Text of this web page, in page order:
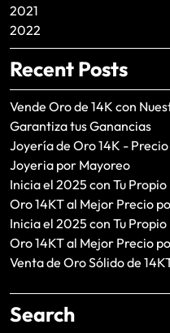
2021
2022
Recent Posts
Vende Oro de 14K con
Garantiza tus Ganancias
Joyería de Oro 14K -
Joyeria por Mayoreo
Inicia el 2025 con Tu
Oro 14KT al Mejor Precio
Inicia el 2025 con Tu
Oro 14KT al Mejor Precio
Venta de Oro Sólido de
Search